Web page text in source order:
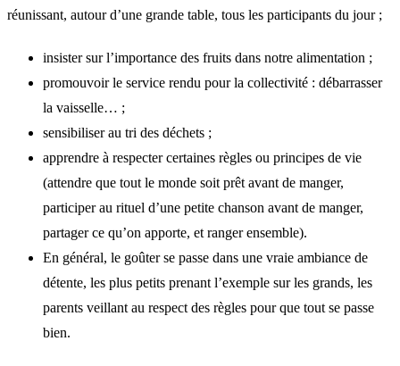
réunissant, autour d’une grande table, tous les participants du jour ;
insister sur l’importance des fruits dans notre alimentation ;
promouvoir le service rendu pour la collectivité : débarrasser
la vaisselle… ;
sensibiliser au tri des déchets ;
apprendre à respecter certaines règles ou principes de vie
(attendre que tout le monde soit prêt avant de manger,
participer au rituel d’une petite chanson avant de manger,
partager ce qu’on apporte, et ranger ensemble).
En général, le goûter se passe dans une vraie ambiance de
détente, les plus petits prenant l’exemple sur les grands, les
parents veillant au respect des règles pour que tout se passe
bien.